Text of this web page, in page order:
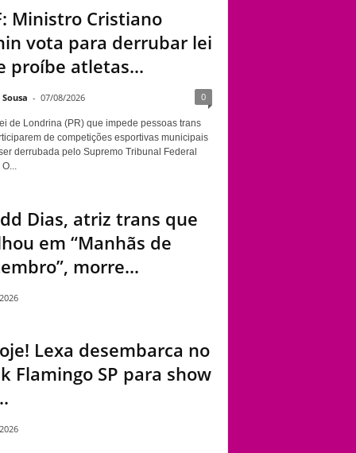
Ministro Cristiano
vota para derrubar lei
proíbe atletas...
- 07/08/2026 0
de Londrina (PR) que impede pessoas trans
de competições esportivas municipais
derrubada pelo Supremo Tribunal Federal
Dias, atriz trans que
em “Manhãs de
morre...
Lexa desembarca no
Flamingo SP para show